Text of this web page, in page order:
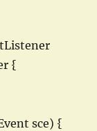
{
sce) {